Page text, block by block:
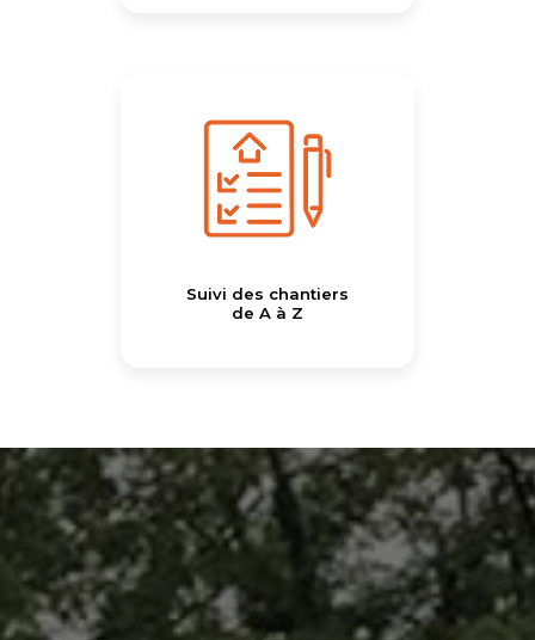
Suivi des chantiers
de A à Z